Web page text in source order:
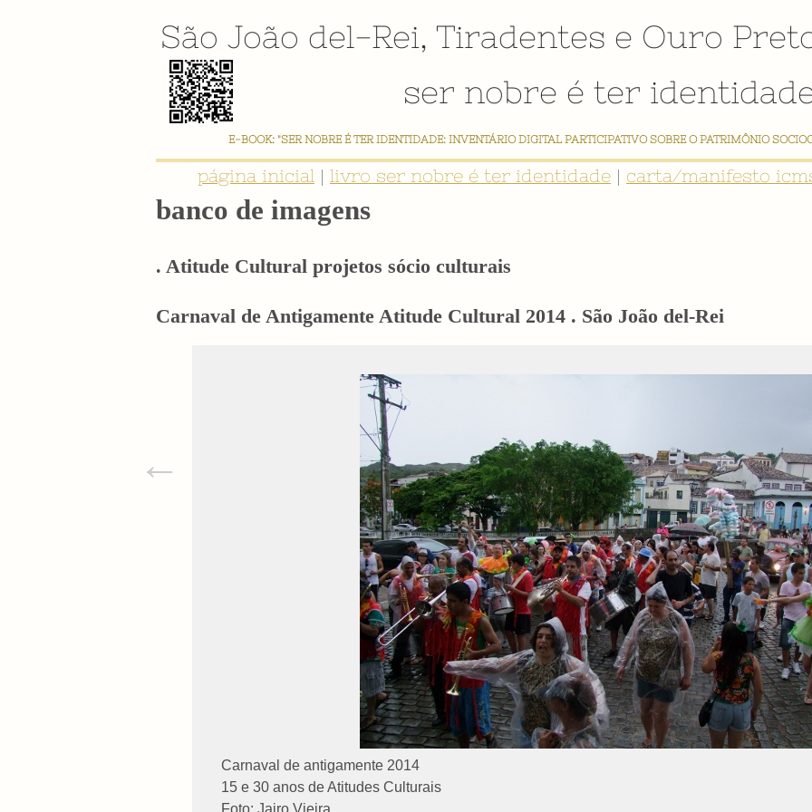
São João del-Rei, Tiradentes e Ouro
ser nobre é ter
E-BOOK: "SER NOBRE É TER IDENTIDADE: INVENTÁRIO DIGITAL PARTICIPATIVO SOBRE O PATRIMÔNIO
página inicial | livro ser nobre é ter identidade | carta/manifesto
banco de imagens
. Atitude Cultural projetos sócio culturais
Carnaval de Antigamente Atitude Cultural 2014 . São João del-Rei
Carnaval de antigamente 2014
15 e 30 anos de Atitudes Culturais
Foto: Jairo Vieira
←